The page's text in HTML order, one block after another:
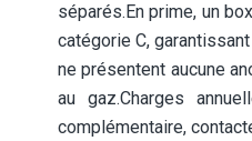
séparés.En prime, un
catégorie C,
ne présentent aucune
au gaz.Charges
complémentaire,